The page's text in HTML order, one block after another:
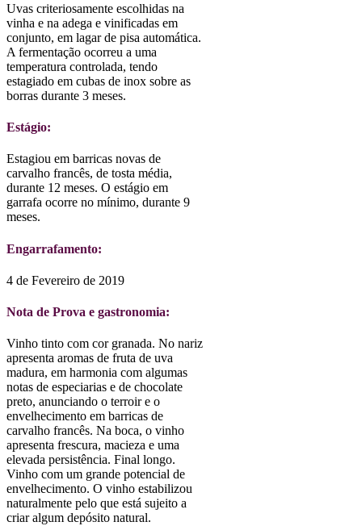
Uvas criteriosamente escolhidas na
vinha e na adega e vinificadas em
conjunto, em lagar de pisa automática.
A fermentação ocorreu a uma
temperatura controlada, tendo
estagiado em cubas de inox sobre as
borras durante 3 meses.
Estágio:
Estagiou em barricas novas de
carvalho francês, de tosta média,
durante 12 meses. O estágio em
garrafa ocorre no mínimo, durante 9
meses.
Engarrafamento:
4 de Fevereiro de 2019
Nota de Prova e gastronomia:
Vinho tinto com cor granada. No nariz
apresenta aromas de fruta de uva
madura, em harmonia com algumas
notas de especiarias e de chocolate
preto, anunciando o terroir e o
envelhecimento em barricas de
carvalho francês. Na boca, o vinho
apresenta frescura, macieza e uma
elevada persistência. Final longo.
Vinho com um grande potencial de
envelhecimento. O vinho estabilizou
naturalmente pelo que está sujeito a
criar algum depósito natural.